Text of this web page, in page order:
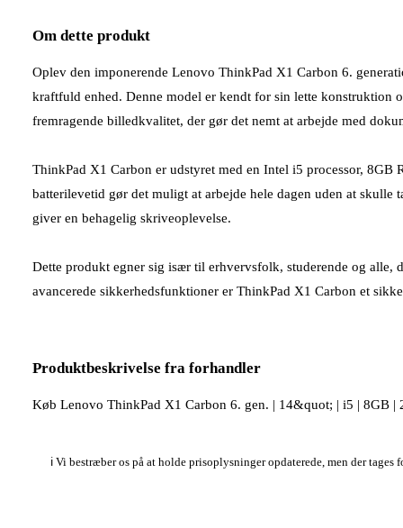
Om dette produkt
Oplev den imponerende Lenovo ThinkPad X1 Carbon 6.
kraftfuld enhed. Denne model er kendt for sin lette konstruktion
fremragende billedkvalitet, der gør det nemt at arbejde med
ThinkPad X1 Carbon er udstyret med en Intel i5 processor,
batterilevetid gør det muligt at arbejde hele dagen uden at
giver en behagelig skriveoplevelse.
Dette produkt egner sig især til erhvervsfolk, studerende og
avancerede sikkerhedsfunktioner er ThinkPad X1 Carbon et
Produktbeskrivelse fra forhandler
Køb Lenovo ThinkPad X1 Carbon 6. gen. | 14&quot; | i5 | 8GB
ℹ️ Vi bestræber os på at holde prisoplysninger opdaterede, men der